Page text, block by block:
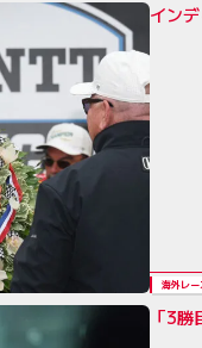
イン
海外レー
「3